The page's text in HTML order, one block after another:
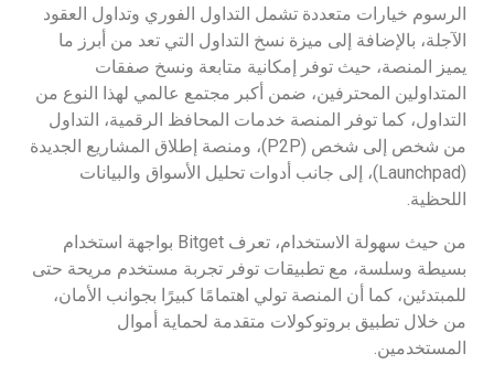
الرسوم خيارات متعددة تشمل التداول الفوري وتداول العقود
الآجلة، بالإضافة إلى ميزة نسخ التداول التي تعد من أبرز ما
يميز المنصة، حيث توفر إمكانية متابعة ونسخ صفقات
المتداولين المحترفين، ضمن أكبر مجتمع عالمي لهذا النوع من
التداول، كما توفر المنصة خدمات المحافظ الرقمية، التداول
من شخص إلى شخص (P2P)، ومنصة إطلاق المشاريع الجديدة
(Launchpad)، إلى جانب أدوات تحليل الأسواق والبيانات
اللحظية.
من حيث سهولة الاستخدام، تعرف Bitget بواجهة استخدام
بسيطة وسلسة، مع تطبيقات توفر تجربة مستخدم مريحة حتى
للمبتدئين، كما أن المنصة تولي اهتمامًا كبيرًا بجوانب الأمان،
من خلال تطبيق بروتوكولات متقدمة لحماية أموال
المستخدمين.